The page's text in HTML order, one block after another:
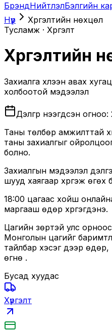
БрэндНийтлэлБэлгийн
Нүүр
Хүргэлтийн нөхцөл
Тусламж · Хүргэлт
Хүргэлтийн
Захиалга хүлээн авах
холбоотой мэдээлэл
Дэлгүүр нээгдсэн огноо:
Таны төлбөр амжилттай
таны захиалгыг
болно.
Захиалгын мэдээлэл
шууд хаягаар хүргэж өгөх
18:00 цагаас хойш
маргааш өдөр хүргэгдэнэ.
Цагийн зөрүүтэй улс
Монголын цагийг
тайлбар хэсэг дээр
өгнө үү.
Бусад хуудас
Хүргэлт